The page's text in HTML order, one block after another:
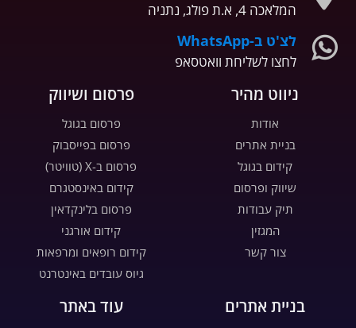
המלאכה 4, א.ת פולג, נתניה
לצ'ט ב-WhatsApp
לחצו לשליחת וואטסאפ
ניווט מהיר
אודות
בניית אתרים
קידום בגוגל
שיווק ופרסום
תיק עבודות
המגזין
צור קשר
פרסום ושיווק
פרסום בגוגל
פרסום בפייסבוק
פרסום ב-X (טוויטר)
קידום באינסטגרם
פרסום בלינקדאין
קידום אורגני
קידום רופאים ומרפאות
גיוס עובדים באינטרנט
בניית אתרים עוד באתר